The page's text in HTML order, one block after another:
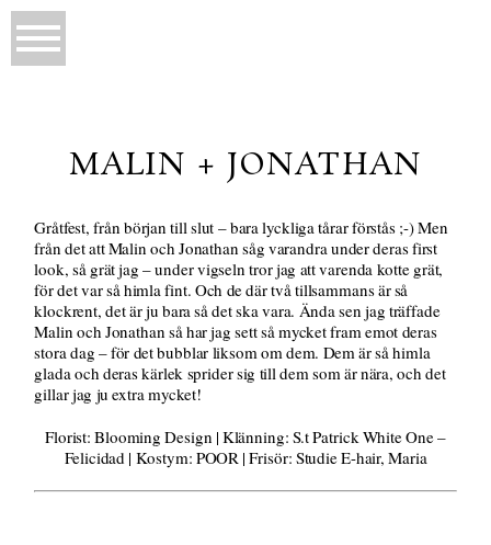
MALIN + JONATHAN
Gråtfest, från början till slut – bara lyckliga tårar förstås ;-) Men
från det att Malin och Jonathan såg varandra under deras first
look, så grät jag – under vigseln tror jag att varenda kotte grät,
för det var så himla fint. Och de där två tillsammans är så
klockrent, det är ju bara så det ska vara. Ända sen jag träffade
Malin och Jonathan så har jag sett så mycket fram emot deras
stora dag – för det bubblar liksom om dem. Dem är så himla
glada och deras kärlek sprider sig till dem som är nära, och det
gillar jag ju extra mycket!
Florist: Blooming Design | Klänning: S.t Patrick White One –
Felicidad | Kostym: POOR | Frisör: Studie E-hair, Maria